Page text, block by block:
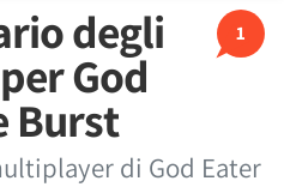
1
degli
God
Burst
di God Eater